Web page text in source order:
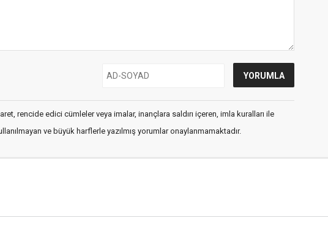
rencide edici cümleler veya imalar, inançlara saldırı içeren, imla kuralları ile
ve büyük harflerle yazılmış yorumlar onaylanmamaktadır.